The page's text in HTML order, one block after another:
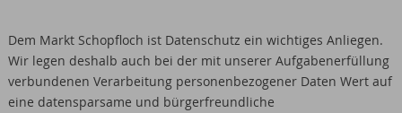
Dem Markt Schopfloch ist Datenschutz ein wichtiges Anliegen.
Wir legen deshalb auch bei der mit unserer Aufgabenerfüllung
verbundenen Verarbeitung personenbezogener Daten Wert auf
eine datensparsame und bürgerfreundliche